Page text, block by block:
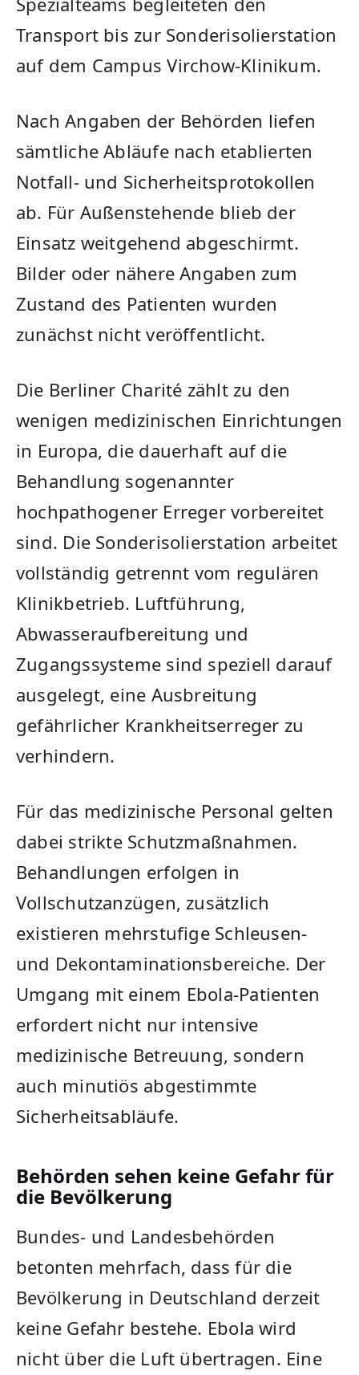
Transport bis zur Sonderisolierstation
auf dem Campus Virchow-Klinikum.
Nach Angaben der Behörden liefen
sämtliche Abläufe nach etablierten
Notfall- und Sicherheitsprotokollen
ab. Für Außenstehende blieb der
Einsatz weitgehend abgeschirmt.
Bilder oder nähere Angaben zum
Zustand des Patienten wurden
zunächst nicht veröffentlicht.
Die Berliner Charité zählt zu den
wenigen medizinischen Einrichtungen
in Europa, die dauerhaft auf die
Behandlung sogenannter
hochpathogener Erreger vorbereitet
sind. Die Sonderisolierstation arbeitet
vollständig getrennt vom regulären
Klinikbetrieb. Luftführung,
Abwasseraufbereitung und
Zugangssysteme sind speziell darauf
ausgelegt, eine Ausbreitung
gefährlicher Krankheitserreger zu
verhindern.
Für das medizinische Personal gelten
dabei strikte Schutzmaßnahmen.
Behandlungen erfolgen in
Vollschutzanzügen, zusätzlich
existieren mehrstufige Schleusen-
und Dekontaminationsbereiche. Der
Umgang mit einem Ebola-Patienten
erfordert nicht nur intensive
medizinische Betreuung, sondern
auch minutiös abgestimmte
Sicherheitsabläufe.
Behörden sehen keine Gefahr für
die Bevölkerung
Bundes- und Landesbehörden
betonten mehrfach, dass für die
Bevölkerung in Deutschland derzeit
keine Gefahr bestehe. Ebola wird
nicht über die Luft übertragen. Eine